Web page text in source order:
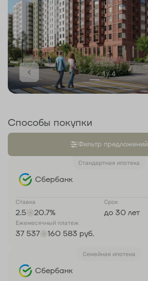
1 / 4
Способы покупки
Фильтр предложений
Стандартная ипотека
Сбербанк
Ставка
2.5 20.7%
Срок
до 30 лет
Ежемесячный платеж
37 537 160 583 руб.
Семейная ипотека
Сбербанк